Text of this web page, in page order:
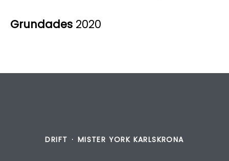
Grundades 2020
DRIFT · MISTER YORK KARLSKRONA